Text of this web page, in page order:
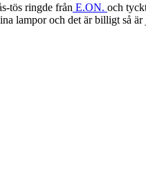
tös ringde från E.ON. och
lampor och det är billigt så